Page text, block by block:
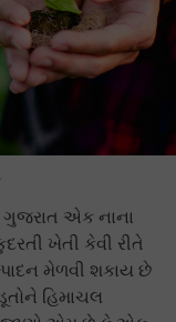
ગુજરાત એક નાના
ખેતી કેવી રીતે
મેળવી શકાય છે
હિમાચલ